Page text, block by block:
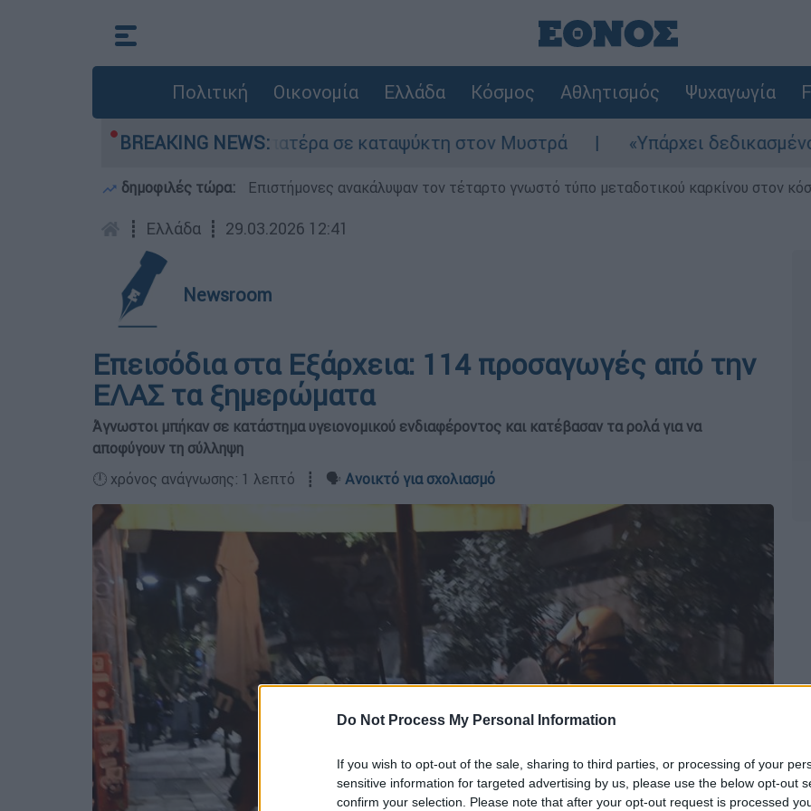
Do Not Process My Personal Information
If you wish to opt-out of the sale, sharing to third parties, or processing of your
sensitive information for targeted advertising by us, please use the below opt-out
confirm your selection. Please note that after your opt-out request is processed
Πολιτική Οικονομία Ελλάδα Κόσμος Αθλητισμός Ψυχαγωγία
BREAKING NEWS:
είχε τον νεκρό του πατέρα σε καταψύκτη στον Μυστρά «Υπάρχει δεδικασμένο
δημοφιλές τώρα: Επιστήμονες ανακάλυψαν τον τέταρτο γνωστό τύπο μεταδοτικού καρκίνου στον
┋ Ελλάδα ┋ 29.03.2026 12:41
Newsroom
Επεισόδια στα Εξάρχεια: 114 προσαγωγές από την
ΕΛΑΣ τα ξημερώματα
Άγνωστοι μπήκαν σε κατάστημα υγειονομικού ενδιαφέροντος και κατέβασαν τα ρολά για να
αποφύγουν τη σύλληψη
🕛 χρόνος ανάγνωσης: 1 λεπτό ┋ 🗣️ Ανοικτό για σχολιασμό